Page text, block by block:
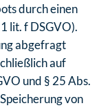
durch einen
lit. f DSGVO).
abgefragt
auf
und § 25 Abs.
von